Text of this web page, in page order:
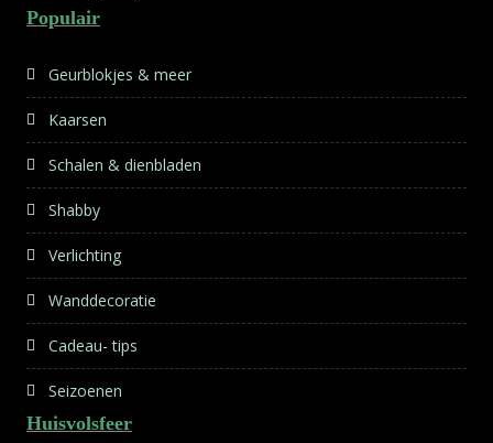
Populair
Geurblokjes & meer
Kaarsen
Schalen & dienbladen
Shabby
Verlichting
Wanddecoratie
Cadeau- tips
Seizoenen
Huisvolsfeer